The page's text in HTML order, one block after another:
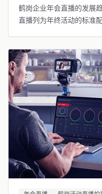
鹤岗企业年会直播的发展
直播列为年终活动的标准配